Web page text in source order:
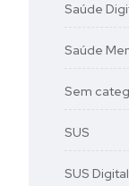
Saúde
Saúde
Sem
SUS
SUS Digital